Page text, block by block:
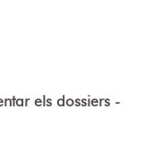
els dossiers -